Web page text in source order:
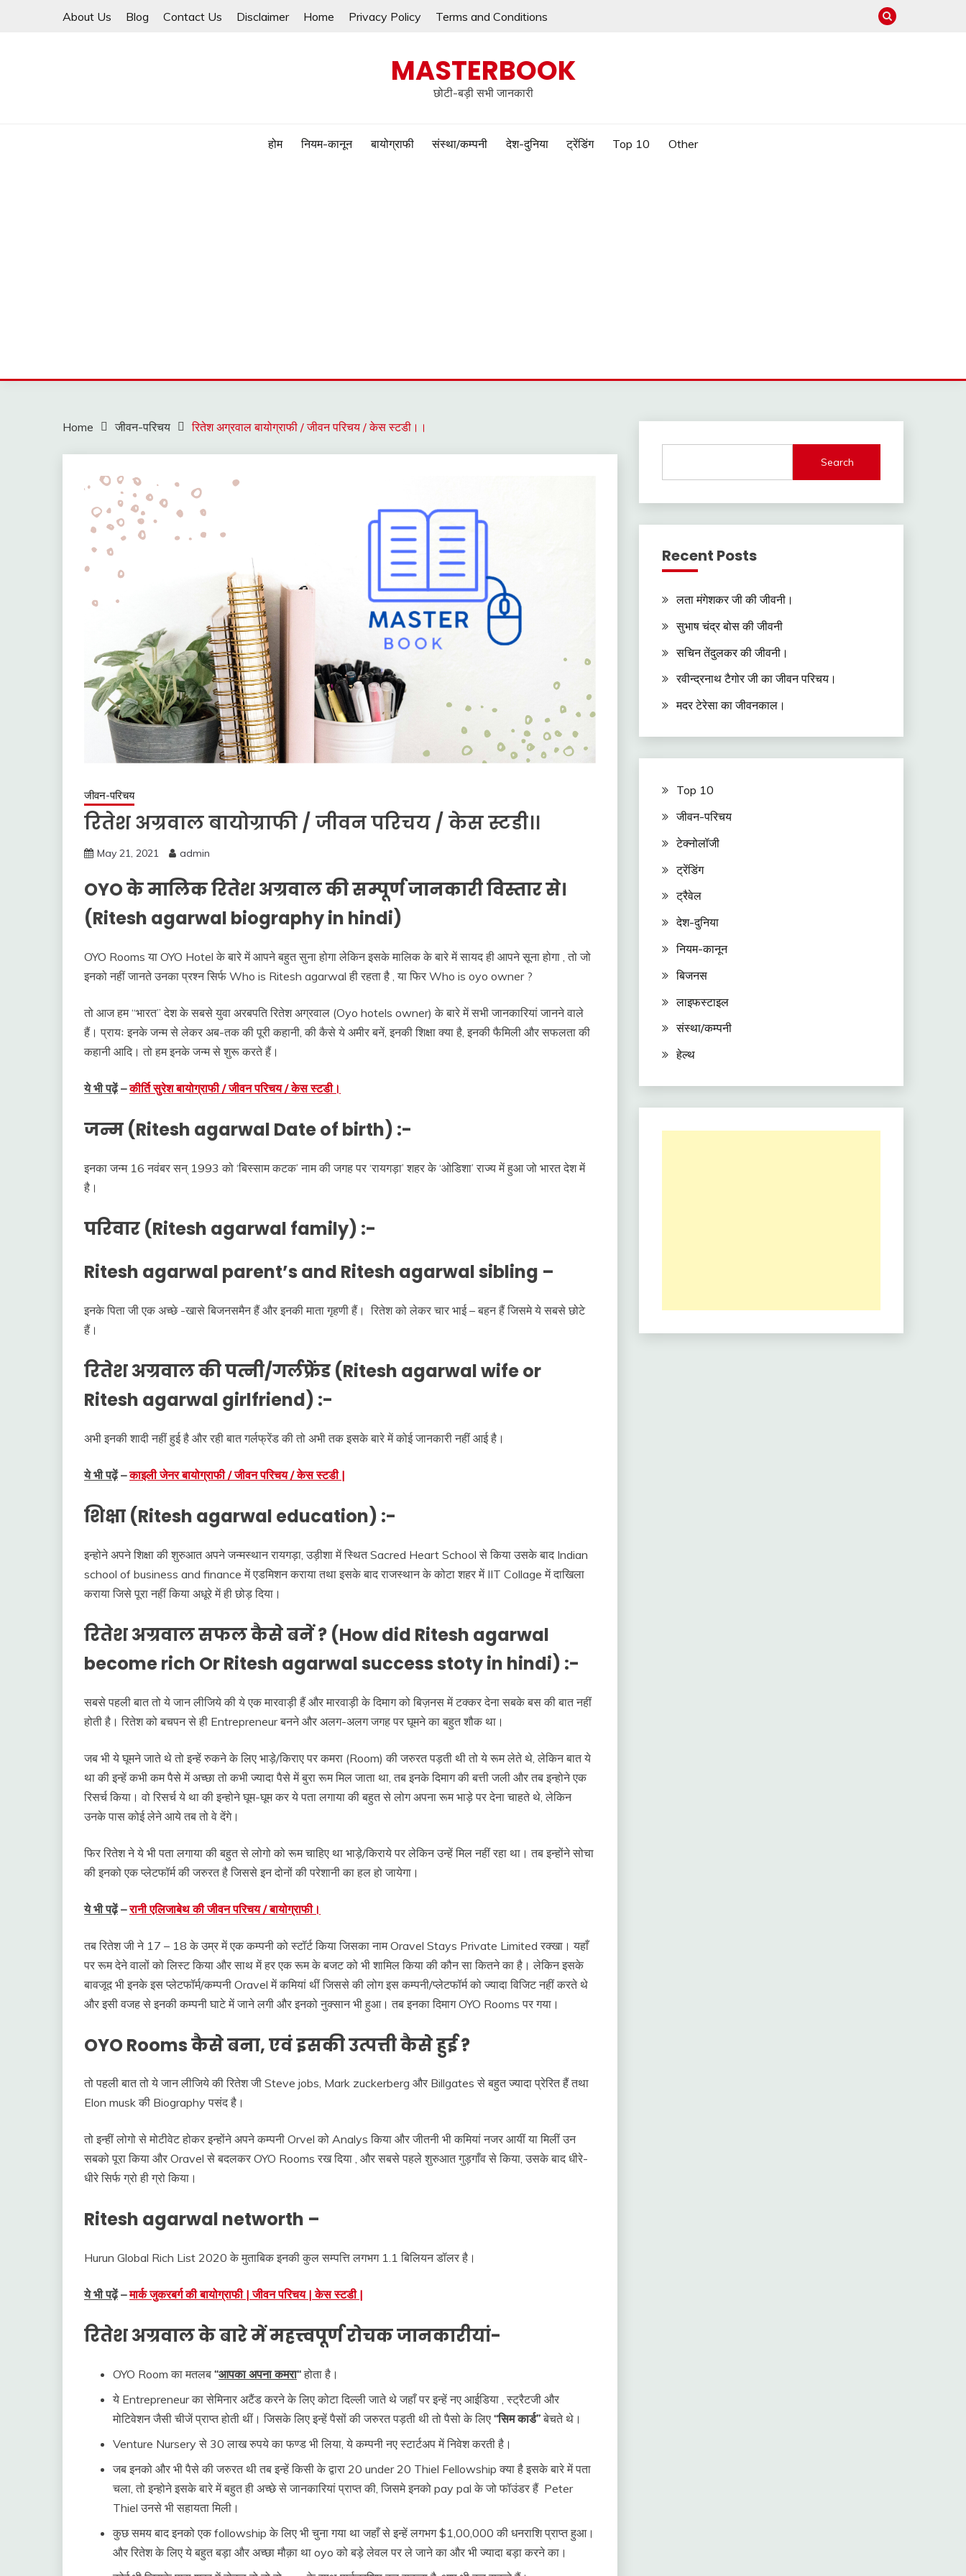
About Us Blog Contact Us Disclaimer Home Privacy Policy Terms and Conditions
MASTERBOOK
छोटी-बड़ी सभी जानकारी
होम नियम-कानून बायोग्राफी संस्था/कम्पनी देश-दुनिया ट्रेंडिंग Top 10 Other
Home जीवन-परिचय रितेश अग्रवाल बायोग्राफी / जीवन परिचय / केस स्टडी।।
जीवन-परिचय
रितेश अग्रवाल बायोग्राफी / जीवन परिचय / केस स्टडी।।
May 21, 2021 admin
OYO के मालिक रितेश अग्रवाल की सम्पूर्ण जानकारी विस्तार से।
(Ritesh agarwal biography in hindi)
OYO Rooms या OYO Hotel के बारे में आपने बहुत सुना होगा लेकिन इसके मालिक के बारे में सायद ही आपने सूना होगा , तो जो
इनको नहीं जानते उनका प्रश्न सिर्फ Who is Ritesh agarwal ही रहता है , या फिर Who is oyo owner ?
तो आज हम “भारत” देश के सबसे युवा अरबपति रितेश अग्रवाल (Oyo hotels owner) के बारे में सभी जानकारियां जानने वाले
हैं। प्रायः इनके जन्म से लेकर अब-तक की पूरी कहानी, की कैसे ये अमीर बनें, इनकी शिक्षा क्या है, इनकी फैमिली और सफलता की
कहानी आदि। तो हम इनके जन्म से शुरू करते हैं।
ये भी पढ़ें– कीर्ति सुरेश बायोग्राफी / जीवन परिचय / केस स्टडी।
जन्म (Ritesh agarwal Date of birth) :-
इनका जन्म 16 नवंबर सन् 1993 को ‘बिस्साम कटक’ नाम की जगह पर ‘रायगड़ा’ शहर के ‘ओडिशा’ राज्य में हुआ जो भारत देश में
है।
परिवार (Ritesh agarwal family) :-
Ritesh agarwal parent’s and Ritesh agarwal sibling –
इनके पिता जी एक अच्छे -खासे बिजनसमैन हैं और इनकी माता गृहणी हैं। रितेश को लेकर चार भाई – बहन हैं जिसमे ये सबसे छोटे
हैं।
रितेश अग्रवाल की पत्नी/गर्लफ्रेंड (Ritesh agarwal wife or
Ritesh agarwal girlfriend) :-
अभी इनकी शादी नहीं हुई है और रही बात गर्लफ्रेंड की तो अभी तक इसके बारे में कोई जानकारी नहीं आई है।
ये भी पढ़ें– काइली जेनर बायोग्राफी / जीवन परिचय / केस स्टडी |
शिक्षा (Ritesh agarwal education) :-
इन्होने अपने शिक्षा की शुरुआत अपने जन्मस्थान रायगड़ा, उड़ीशा में स्थित Sacred Heart School से किया उसके बाद Indian
school of business and finance में एडमिशन कराया तथा इसके बाद राजस्थान के कोटा शहर में IIT Collage में दाखिला
कराया जिसे पूरा नहीं किया अधूरे में ही छोड़ दिया।
रितेश अग्रवाल सफल कैसे बनें ? (How did Ritesh agarwal
become rich Or Ritesh agarwal success stoty in hindi) :-
सबसे पहली बात तो ये जान लीजिये की ये एक मारवाड़ी हैं और मारवाड़ी के दिमाग को बिज़नस में टक्कर देना सबके बस की बात नहीं
होती है। रितेश को बचपन से ही Entrepreneur बनने और अलग-अलग जगह पर घूमने का बहुत शौक था।
जब भी ये घूमने जाते थे तो इन्हें रुकने के लिए भाड़े/किराए पर कमरा (Room) की जरुरत पड़ती थी तो ये रूम लेते थे, लेकिन बात ये
था की इन्हें कभी कम पैसे में अच्छा तो कभी ज्यादा पैसे में बुरा रूम मिल जाता था, तब इनके दिमाग की बत्ती जली और तब इन्होने एक
रिसर्च किया। वो रिसर्च ये था की इन्होने घूम-घूम कर ये पता लगाया की बहुत से लोग अपना रूम भाड़े पर देना चाहते थे, लेकिन
उनके पास कोई लेने आये तब तो वे देंगे।
फिर रितेश ने ये भी पता लगाया की बहुत से लोगो को रूम चाहिए था भाड़े/किराये पर लेकिन उन्हें मिल नहीं रहा था। तब इन्होंने सोचा
की इनको एक प्लेटफॉर्म की जरुरत है जिससे इन दोनों की परेशानी का हल हो जायेगा।
ये भी पढ़ें– रानी एलिजाबेथ की जीवन परिचय / बायोग्राफी।
तब रितेश जी ने 17 – 18 के उम्र में एक कम्पनी को स्टॉर्ट किया जिसका नाम Oravel Stays Private Limited रक्खा। यहाँ
पर रूम देने वालों को लिस्ट किया और साथ में हर एक रूम के बजट को भी शामिल किया की कौन सा कितने का है। लेकिन इसके
बावजूद भी इनके इस प्लेटफॉर्म/कम्पनी Oravel में कमियां थीं जिससे की लोग इस कम्पनी/प्लेटफॉर्म को ज्यादा विजिट नहीं करते थे
और इसी वजह से इनकी कम्पनी घाटे में जाने लगी और इनको नुक्सान भी हुआ। तब इनका दिमाग OYO Rooms पर गया।
OYO Rooms कैसे बना, एवं इसकी उत्पत्ती कैसे हुई ?
तो पहली बात तो ये जान लीजिये की रितेश जी Steve jobs, Mark zuckerberg और Billgates से बहुत ज्यादा प्रेरित हैं तथा
Elon musk की Biography पसंद है।
तो इन्हीं लोगो से मोटीवेट होकर इन्होंने अपने कम्पनी Orvel को Analys किया और जीतनी भी कमियां नजर आयीं या मिलीं उन
सबको पूरा किया और Oravel से बदलकर OYO Rooms रख दिया , और सबसे पहले शुरुआत गुड़गाँव से किया, उसके बाद धीरे-
धीरे सिर्फ ग्रो ही ग्रो किया।
Ritesh agarwal networth –
Hurun Global Rich List 2020 के मुताबिक इनकी कुल सम्पत्ति लगभग 1.1 बिलियन डॉलर है।
ये भी पढ़ें– मार्क जुकरबर्ग की बायोग्राफी | जीवन परिचय | केस स्टडी |
रितेश अग्रवाल के बारे में महत्त्वपूर्ण रोचक जानकारीयां-
OYO Room का मतलब “आपका अपना कमरा“होता है।
ये Entrepreneur का सेमिनार अटैंड करने के लिए कोटा दिल्ली जाते थे जहाँ पर इन्हें नए आईडिया , स्ट्रैटजी और
मोटिवेशन जैसी चीजें प्राप्त होती थीं। जिसके लिए इन्हें पैसों की जरुरत पड़ती थी तो पैसो के लिए “सिम कार्ड”बेचते थे।
Venture Nursery से 30 लाख रुपये का फण्ड भी लिया, ये कम्पनी नए स्टार्टअप में निवेश करती है।
जब इनको और भी पैसे की जरुरत थी तब इन्हें किसी के द्वारा 20 under 20 Thiel Fellowship क्या है इसके बारे में पता
चला, तो इन्होने इसके बारे में बहुत ही अच्छे से जानकारियां प्राप्त की, जिसमे इनको pay pal के जो फॉउंडर हैं Peter
Thiel उनसे भी सहायता मिली।
कुछ समय बाद इनको एक followship के लिए भी चुना गया था जहाँ से इन्हें लगभग $1,00,000 की धनराशि प्राप्त हुआ।
और रितेश के लिए ये बहुत बड़ा और अच्छा मौक़ा था oyo को बड़े लेवल पर ले जाने का और भी ज्यादा बड़ा करने का।
Search
Recent Posts
लता मंगेशकर जी की जीवनी।
सुभाष चंद्र बोस की जीवनी
सचिन तेंदुलकर की जीवनी।
रवीन्द्रनाथ टैगोर जी का जीवन परिचय।
मदर टेरेसा का जीवनकाल।
Top 10
जीवन-परिचय
टेक्नोलॉजी
ट्रेंडिंग
ट्रैवेल
देश-दुनिया
नियम-कानून
बिजनस
लाइफस्टाइल
संस्था/कम्पनी
हेल्थ